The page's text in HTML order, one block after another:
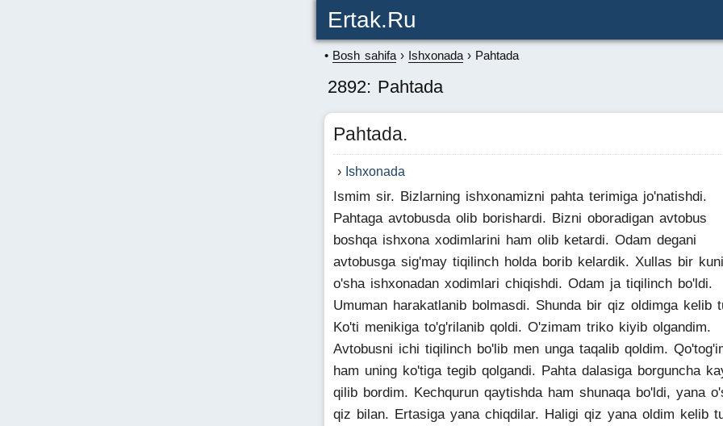
Ertak.ru
Bosh sahifa Ishxonada Pahtada
2892: Pahtada
Pahtada.
Ishxonada
Ismim sir. Bizlarning ishxonamizni pahta terimiga jo'natishdi.
Pahtaga avtobusda olib borishardi. Bizni oboradigan avtobus
boshqa ishxona xodimlarini ham olib ketardi. Odam degani
avtobusga sig'may tiqilinch holda borib kelardik. Xullas bir kuni
o'sha ishxonadan xodimlari chiqishdi. Odam ja tiqilinch bo'ldi.
Umuman harakatlanib bolmasdi. Shunda bir qiz oldimga kelib
Ko'ti menikiga to'g'rilanib qoldi. O'zimam triko kiyib olgandim.
Avtobusni ichi tiqilinch bo'lib men unga taqalib qoldim.
ham uning ko'tiga tegib qolgandi. Pahta dalasiga borguncha
qilib bordim. Kechqurun qaytishda ham shunaqa bo'ldi, yana
qiz bilan. Ertasiga yana chiqdilar. Haligi qiz yana oldim kelib